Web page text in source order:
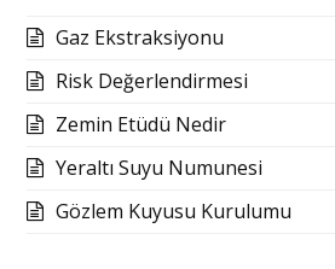
Gaz Ekstraksiyonu
Risk Değerlendirmesi
Zemin Etüdü Nedir
Yeraltı Suyu Numunesi
Gözlem Kuyusu Kurulumu